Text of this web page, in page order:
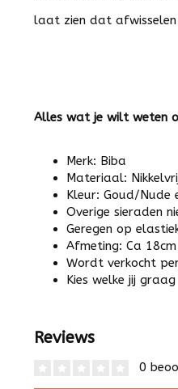
laat zien dat afwisselen
Alles wat je wilt weten
Merk: Biba
Materiaal:
Kleur: Goud/Nude
Overige sieraden
Geregen op
Afmeting: Ca 18cm
Wordt verkocht
Kies welke jij
Reviews
0